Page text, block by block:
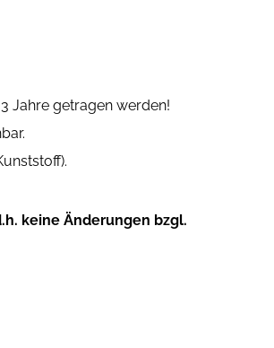
Jahre getragen werden!
keine Änderungen bzgl.